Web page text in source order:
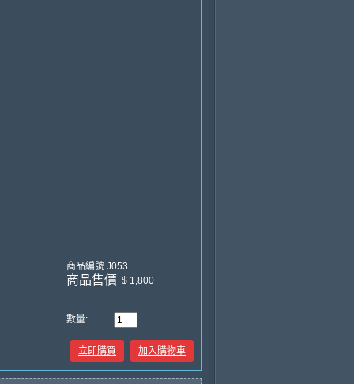
商品編號 J053
商品售價 $ 1,800
數量:
立即購買 加入購物車